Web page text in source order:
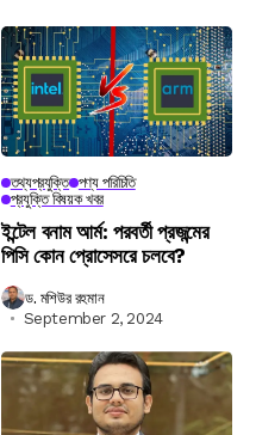
তথ্যপ্রযুক্তি পণ্য পরিচিতি
প্রযুক্তি বিষয়ক খবর
ইন্টেল বনাম আর্ম: পরবর্তী প্রজন্মের
পিসি কোন প্রোসেসরে চলবে?
ড. মশিউর রহমান
September 2, 2024